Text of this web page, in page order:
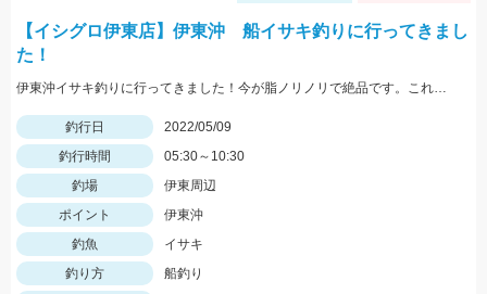
【イシグロ伊東店】伊東沖 船イサキ釣りに行ってきまし
た！
伊東沖イサキ釣りに行ってきました！今が脂ノリノリで絶品です。これからジャンボサイズイサキが多くなりますのでおすすめです！
釣行日
2022/05/09
釣行時間
05:30～10:30
釣場
伊東周辺
ポイント
伊東沖
釣魚
イサキ
釣り方
船釣り